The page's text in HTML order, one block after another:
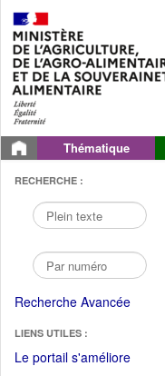
Thématique
RECHERCHE :
Recherche Avancée
LIENS UTILES :
Le portail s'améliore(Fichier